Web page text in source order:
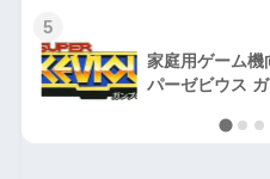
5
家庭用ゲーム機
パーゼビウス ガ